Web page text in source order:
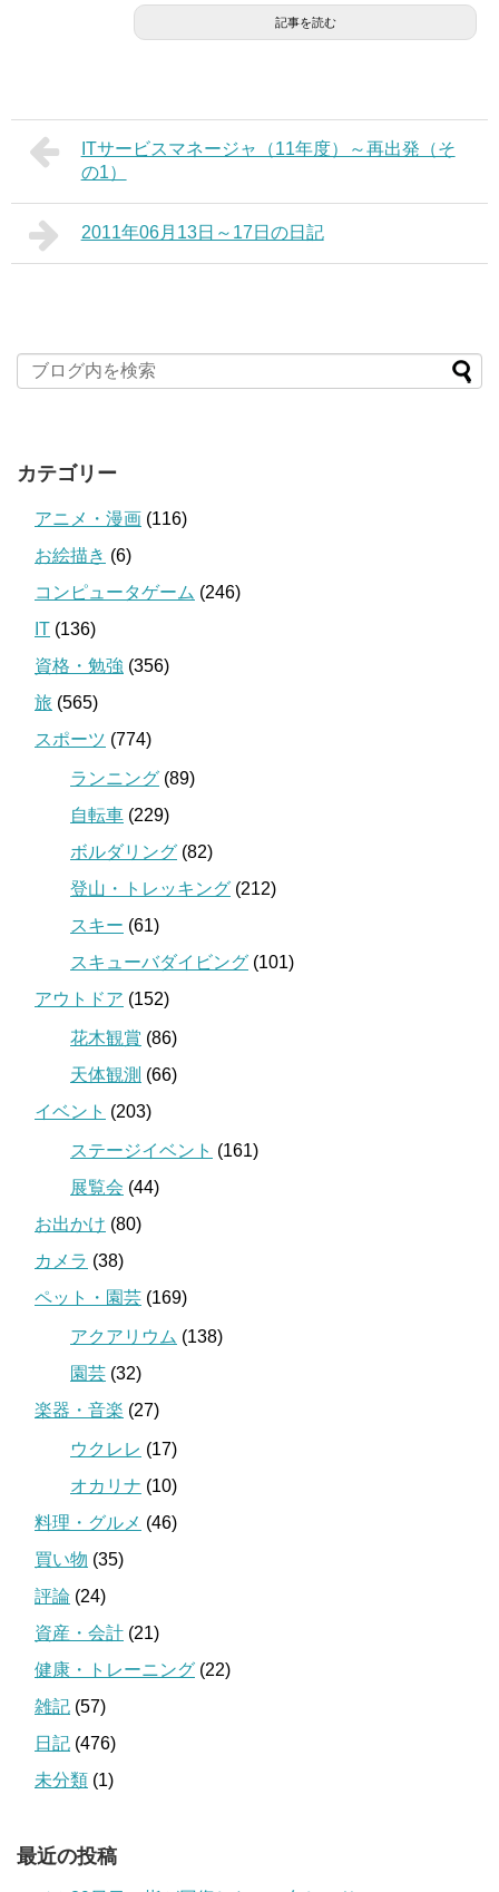
記事を読む
ITサービスマネージャ（11年度）～再出発（そ
の1）
2011年06月13日～17日の日記
カテゴリー
アニメ・漫画 (116)
お絵描き (6)
コンピュータゲーム (246)
IT (136)
資格・勉強 (356)
旅 (565)
スポーツ (774)
ランニング (89)
自転車 (229)
ボルダリング (82)
登山・トレッキング (212)
スキー (61)
スキューバダイビング (101)
アウトドア (152)
花木観賞 (86)
天体観測 (66)
イベント (203)
ステージイベント (161)
展覧会 (44)
お出かけ (80)
カメラ (38)
ペット・園芸 (169)
アクアリウム (138)
園芸 (32)
楽器・音楽 (27)
ウクレレ (17)
オカリナ (10)
料理・グルメ (46)
買い物 (35)
評論 (24)
資産・会計 (21)
健康・トレーニング (22)
雑記 (57)
日記 (476)
未分類 (1)
最近の投稿